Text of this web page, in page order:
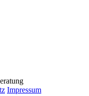
Impressum